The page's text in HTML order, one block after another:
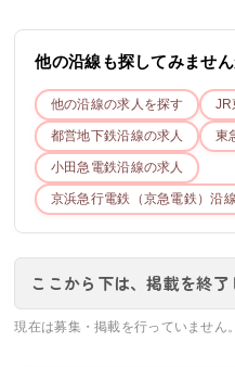
他の沿線も探してみません
他の沿線の求人を探す JR
都営地下鉄沿線の求人 東
小田急電鉄沿線の求人
京浜急行電鉄（京急電鉄）沿
ここから下は、掲載を終
現在は募集・掲載を行っていません